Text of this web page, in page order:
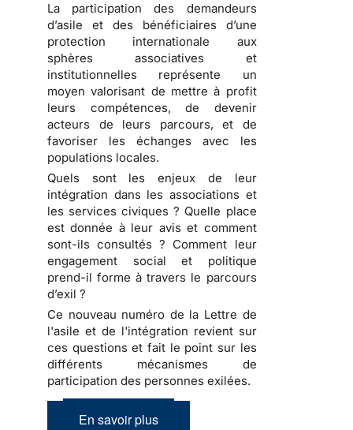
La participation des demandeurs
d’asile et des bénéficiaires d’une
protection internationale aux
sphères associatives et
institutionnelles représente un
moyen valorisant de mettre à profit
leurs compétences, de devenir
acteurs de leurs parcours, et de
favoriser les échanges avec les
populations locales.
Quels sont les enjeux de leur
intégration dans les associations et
les services civiques ? Quelle place
est donnée à leur avis et comment
sont-ils consultés ? Comment leur
engagement social et politique
prend-il forme à travers le parcours
d’exil ?
Ce nouveau numéro de la Lettre de
l'asile et de l'intégration revient sur
ces questions et fait le point sur les
différents mécanismes de
participation des personnes exilées.
En savoir plus